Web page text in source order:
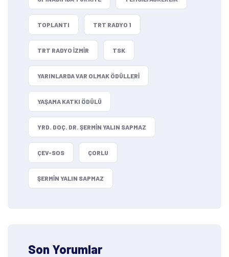
TOPLANTI TRT RADYO 1
TRT RADYO IZMIR TSK
YARINLARDA VAR OLMAK ÖDÜLLERI
YAŞAMA KATKI ÖDÜLÜ
YRD. DOÇ. DR. ŞERMIN YALIN SAPMAZ
ÇEV-SOS ÇORLU
ŞERMIN YALIN SAPMAZ
Son Yorumlar